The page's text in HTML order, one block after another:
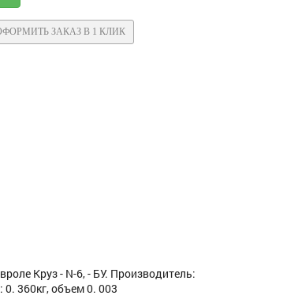
ЗАКАЗ В 1 КЛИК
Круз - N-6, - БУ. Производитель:
360кг, объем 0. 003